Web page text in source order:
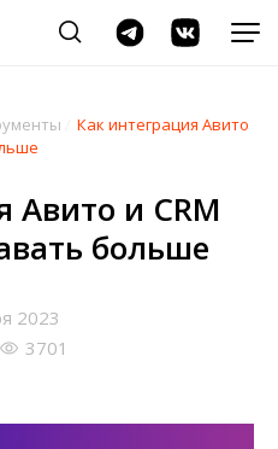
Как интеграция Авито
Авито и CRM
больше
2023
3701